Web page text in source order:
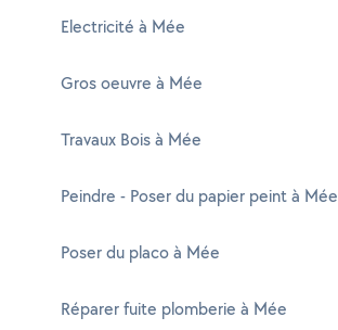
Electricité à Mée
Gros oeuvre à Mée
Travaux Bois à Mée
Peindre - Poser du papier peint à Mée
Poser du placo à Mée
Réparer fuite plomberie à Mée